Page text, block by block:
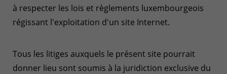
à respecter les lois et règlements luxembourgeois
régissant l'exploitation d'un site Internet.
Tous les litiges auxquels le présent site pourrait
donner lieu sont soumis à la juridiction exclusive du